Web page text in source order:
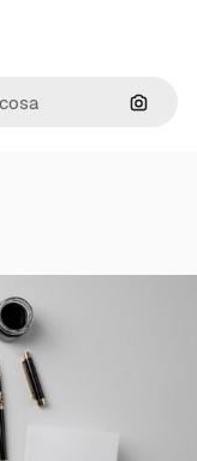
Cerca